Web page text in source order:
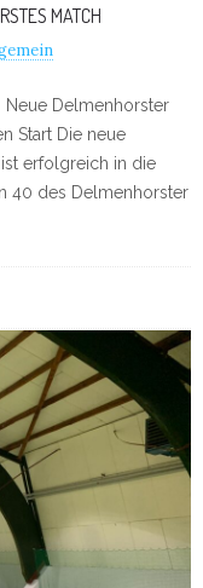
MATCH
Delmenhorster
Start Die neue
erfolgreich in die
40 des Delmenhorster